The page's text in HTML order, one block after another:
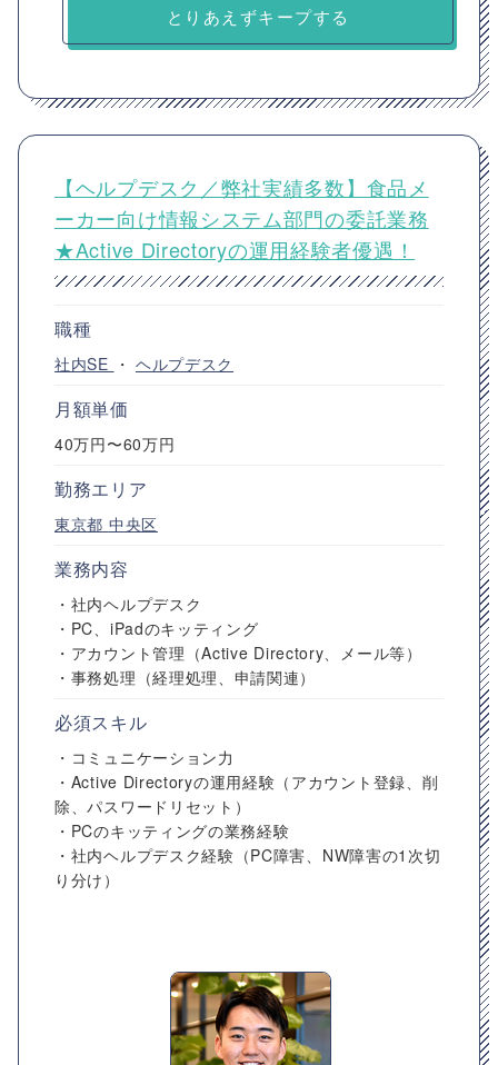
とりあえずキープする
【ヘルプデスク／弊社実績多数】食品メ
ーカー向け情報システム部門の委託業務
★Active Directoryの運用経験者優遇！
職種
社内SE ・ ヘルプデスク
月額単価
40万円〜60万円
勤務エリア
東京都 中央区
業務内容
・社内ヘルプデスク
・PC、iPadのキッティング
・アカウント管理（Active Directory、メール等）
・事務処理（経理処理、申請関連）
必須スキル
・コミュニケーション力
・Active Directoryの運用経験（アカウント登録、削
除、パスワードリセット）
・PCのキッティングの業務経験
・社内ヘルプデスク経験（PC障害、NW障害の1次切
り分け）